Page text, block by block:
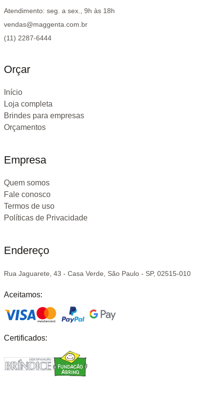
Atendimento: seg. a sex., 9h às 18h
vendas@maggenta.com.br
(11) 2287-6444
Orçar
Início
Loja completa
Brindes para empresas
Orçamentos
Empresa
Quem somos
Fale conosco
Termos de uso
Políticas de Privacidade
Endereço
Rua Jaguarete, 43 - Casa Verde, São Paulo - SP, 02515-010
Aceitamos:
Certificados: